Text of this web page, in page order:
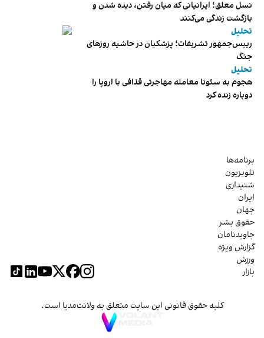
نسل معلق؛ ایرانیانی که میان رفتن، دیده شدن و
بازگشت زندگی می‌کنند
تحلیل
رییس‌جمهور تشریفات؛ پزشکیان در حاشیه روزهای
جنگ
تحلیل
هجوم به سئوتا معامله مهاجرتی قذافی با اروپا را
دوباره زنده کرد
برنامه‌ها
تلویزیون
شنیداری
ایران
جهان
حقوق بشر
جاویدنامان
گزارش ویژه
ورزش
بازار
کلیه حقوق قانونی این سایت متعلق به ولانت‌مدیا است.